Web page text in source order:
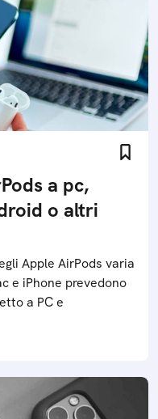
a pc,
o altri
Apple AirPods varia
e iPhone prevedono
a PC e